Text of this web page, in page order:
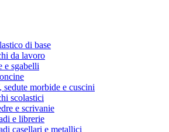
di base
da lavoro
e sgabelli
sedute morbide e cuscini
scolastici
e scrivanie
e librerie
casellari e metallici